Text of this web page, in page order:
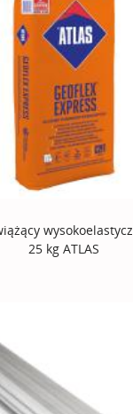
25 kg ATLAS